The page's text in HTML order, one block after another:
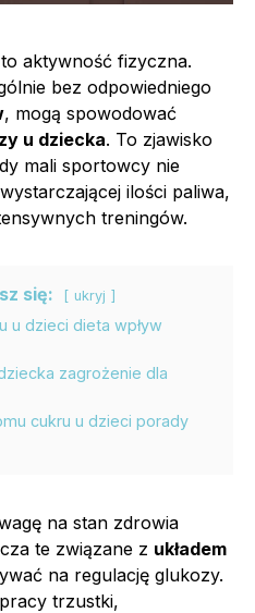
aktywność fizyczna.
bez odpowiedniego
, mogą spowodować
u dziecka. To zjawisko
mali sportowcy nie
ilości paliwa,
treningów.
się: ukryj
u dzieci dieta wpływ
zagrożenie dla
cukru u dzieci porady
na stan zdrowia
te związane z układem
na regulację glukozy.
trzustki,